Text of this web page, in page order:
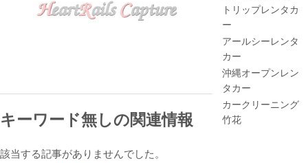
キーワード無しの関連情報
該当する記事がありませんでした。
トリップレンタカ
ー
アールシーレンタ
カー
沖縄オープンレン
タカー
カークリーニング
竹花